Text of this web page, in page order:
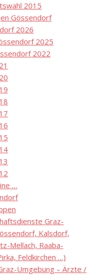
2015
Gössendorf
2026
2025
2022
…
Graz-
Kalsdorf,
Mellach, Raaba-
Feldkirchen …)
Umgebung – Ärzte /